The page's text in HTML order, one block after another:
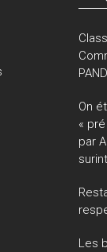
On
«
par
Les